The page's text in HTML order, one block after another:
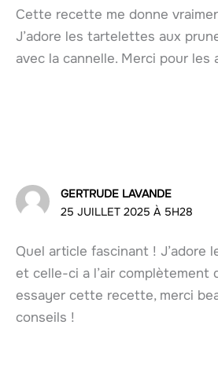
Cette recette me donne
J’adore les tartelettes aux
avec la cannelle. Merci pour les
GERTRUDE LAVANDE
25 JUILLET 2025 À 5H28
Quel article fascinant ! J’adore
et celle-ci a l’air complètement
essayer cette recette, merci
conseils !